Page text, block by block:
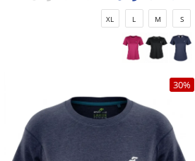
S
M
L
XL
30%